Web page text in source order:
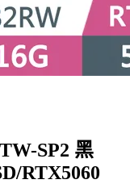
SP2 黑
RTX5060